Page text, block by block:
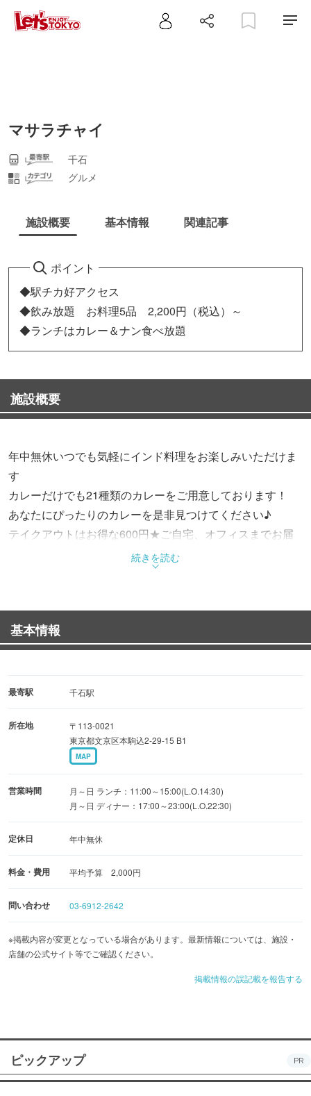
マサラチャイ
千石
グルメ
施設概要 基本情報 関連記事
ポイント
◆駅チカ好アクセス
◆飲み放題 お料理5品 2,200円（税込）～
◆ランチはカレー＆ナン食べ放題
施設概要
年中無休いつでも気軽にインド料理をお楽しみいただけま
す
カレーだけでも21種類のカレーをご用意しております！
あなたにぴったりのカレーを是非見つけてください♪
テイクアウトはお得な600円★ご自宅、オフィスまでお届
・コース飲み放題付き2,200円（税込）～ご用意！
・タンドリーチキンとビールの相性は抜群！
・幹事様のご要望には、出来る限り、お応え致します！
20～27名様全貸切可能 大歓迎！
都営三田線A1・A3出口から徒歩2分の駅近！！
※15時から17時は休憩時間のため、電話に出ることができ
続きを読む
基本情報
最寄駅 千石駅
所在地
〒113-0021
東京都文京区本駒込2-29-15 B1
MAP
営業時間
月～日 ランチ：11:00～15:00(L.O.14:30)
月～日 ディナー：17:00～23:00(L.O.22:30)
定休日 年中無休
料金・費用 平均予算 2,000円
問い合わせ 03-6912-2642
※掲載内容が変更となっている場合があります。最新情報については、施設・
店舗の公式サイト等でご確認ください。
掲載情報の誤記載を報告する
ピックアップ PR